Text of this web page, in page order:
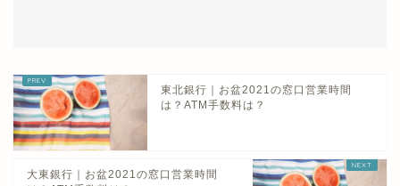
東北銀行｜お盆2021の窓口営業時間
は？ATM手数料は？
大東銀行｜お盆2021の窓口営業時間